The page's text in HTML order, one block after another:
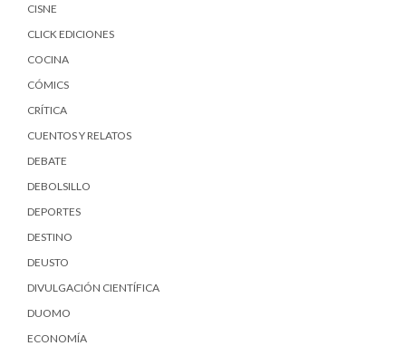
CISNE
CLICK EDICIONES
COCINA
CÓMICS
CRÍTICA
CUENTOS Y RELATOS
DEBATE
DEBOLSILLO
DEPORTES
DESTINO
DEUSTO
DIVULGACIÓN CIENTÍFICA
DUOMO
ECONOMÍA